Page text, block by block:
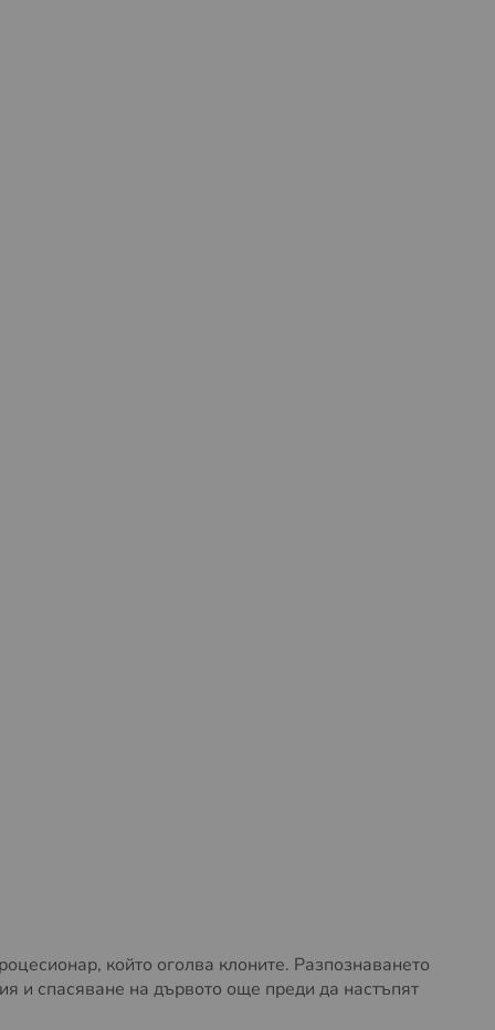
който оголва клоните. Разпознаването
и спасяване на дървото още преди да настъпят